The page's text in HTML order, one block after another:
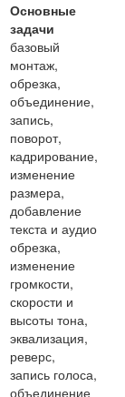
Основные
задачи
базовый
монтаж,
обрезка,
объединение,
запись,
поворот,
кадрирование,
изменение
размера,
добавление
текста и аудио
обрезка,
изменение
громкости,
скорости и
высоты тона,
эквализация,
реверс,
запись голоса,
объединение